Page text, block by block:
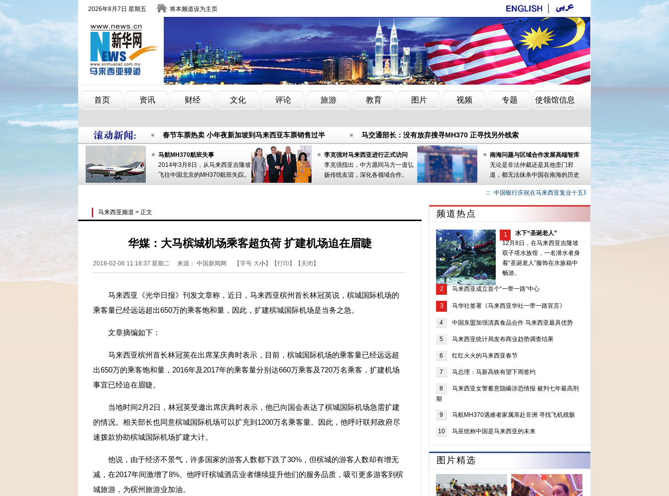
春节车票热卖 小年夜新加坡到马来西亚车票销售过半 马交通部长：没有放弃搜寻MH370 正寻找另外线索
做好每一滴水的文章 马来西亚逮捕7名阿布沙耶夫武装组织嫌疑人
中国银行借金融科技在马来西亚推进零售银行业务 马来西亚警方逮捕７名纵火嫌疑人
做好每一滴水的文章 马来西亚逮捕7名阿布沙耶夫武装组织嫌疑人
中国银行借金融科技在马来西亚推进零售银行业务 马来西亚警方逮捕７名纵火嫌疑人
马航MH370航班失事
2014年3月8日，从马来西亚吉隆坡
飞往中国北京的MH370航班失踪。
李克强对马来西亚进行正式访问
李克强指出，中方愿同马方一道弘
扬传统友谊，深化各领域合作。
南海问题与区域合作发展高端智库
学术研讨会
无论是非法仲裁还是其他歪门邪
道，都无法抹杀中国在南海的历史
性权利。
中国银行庆祝在马来西亚复业十五周年
马来西亚频道 > 正文
华媒：大马槟城机场乘客超负荷 扩建机场迫在眉睫
2018-02-06 11:18:37 星期二 来源： 中国新闻网 【字号 大小】【打印 】【 关闭 】
马来西亚《光华日报》刊发文章称，近日，马来西亚槟州首长林冠英说，槟城国际机场的
乘客量已经远远超出650万的乘客饱和量，因此，扩建槟城国际机场是当务之急。
文章摘编如下：
马来西亚槟州首长林冠英在出席某庆典时表示，目前，槟城国际机场的乘客量已经远远超
出650万的乘客饱和量，2016年及2017年的乘客量分别达660万乘客及720万名乘客，扩建机场
事宜已经迫在眉睫。
当地时间2月2日，林冠英受邀出席庆典时表示，他已向国会表达了槟城国际机场急需扩建
的情况。相关部长也同意槟城国际机场可以扩充到1200万名乘客量。因此，他呼吁联邦政府尽
速拨款协助槟城国际机场扩建大计。
他说，由于经济不景气，许多国家的游客人数都下跌了30%，但槟城的游客人数却有增无
减，在2017年间激增了8%。他呼吁槟城酒店业者继续提升他们的服务品质，吸引更多游客到槟
城旅游，为槟州旅游业加油。